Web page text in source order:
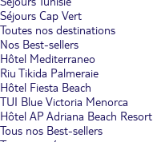
Séjours Cap Vert
Toutes nos destinations
Nos Best-sellers
Hôtel Mediterraneo
Riu Tikida Palmeraie
Hôtel Fiesta Beach
TUI Blue Victoria Menorca
Hôtel AP Adriana Beach Resort
Tous nos Best-sellers